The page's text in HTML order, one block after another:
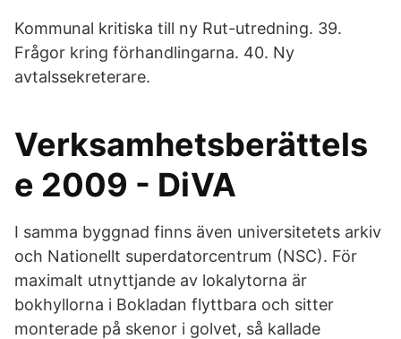
Kommunal kritiska till ny Rut-utredning. 39.
Frågor kring förhandlingarna. 40. Ny
avtalssekreterare.
Verksamhetsberättels
e 2009 - DiVA
I samma byggnad finns även universitetets arkiv
och Nationellt superdatorcentrum (NSC). För
maximalt utnyttjande av lokalytorna är
bokhyllorna i Bokladan flyttbara och sitter
monterade på skenor i golvet, så kallade